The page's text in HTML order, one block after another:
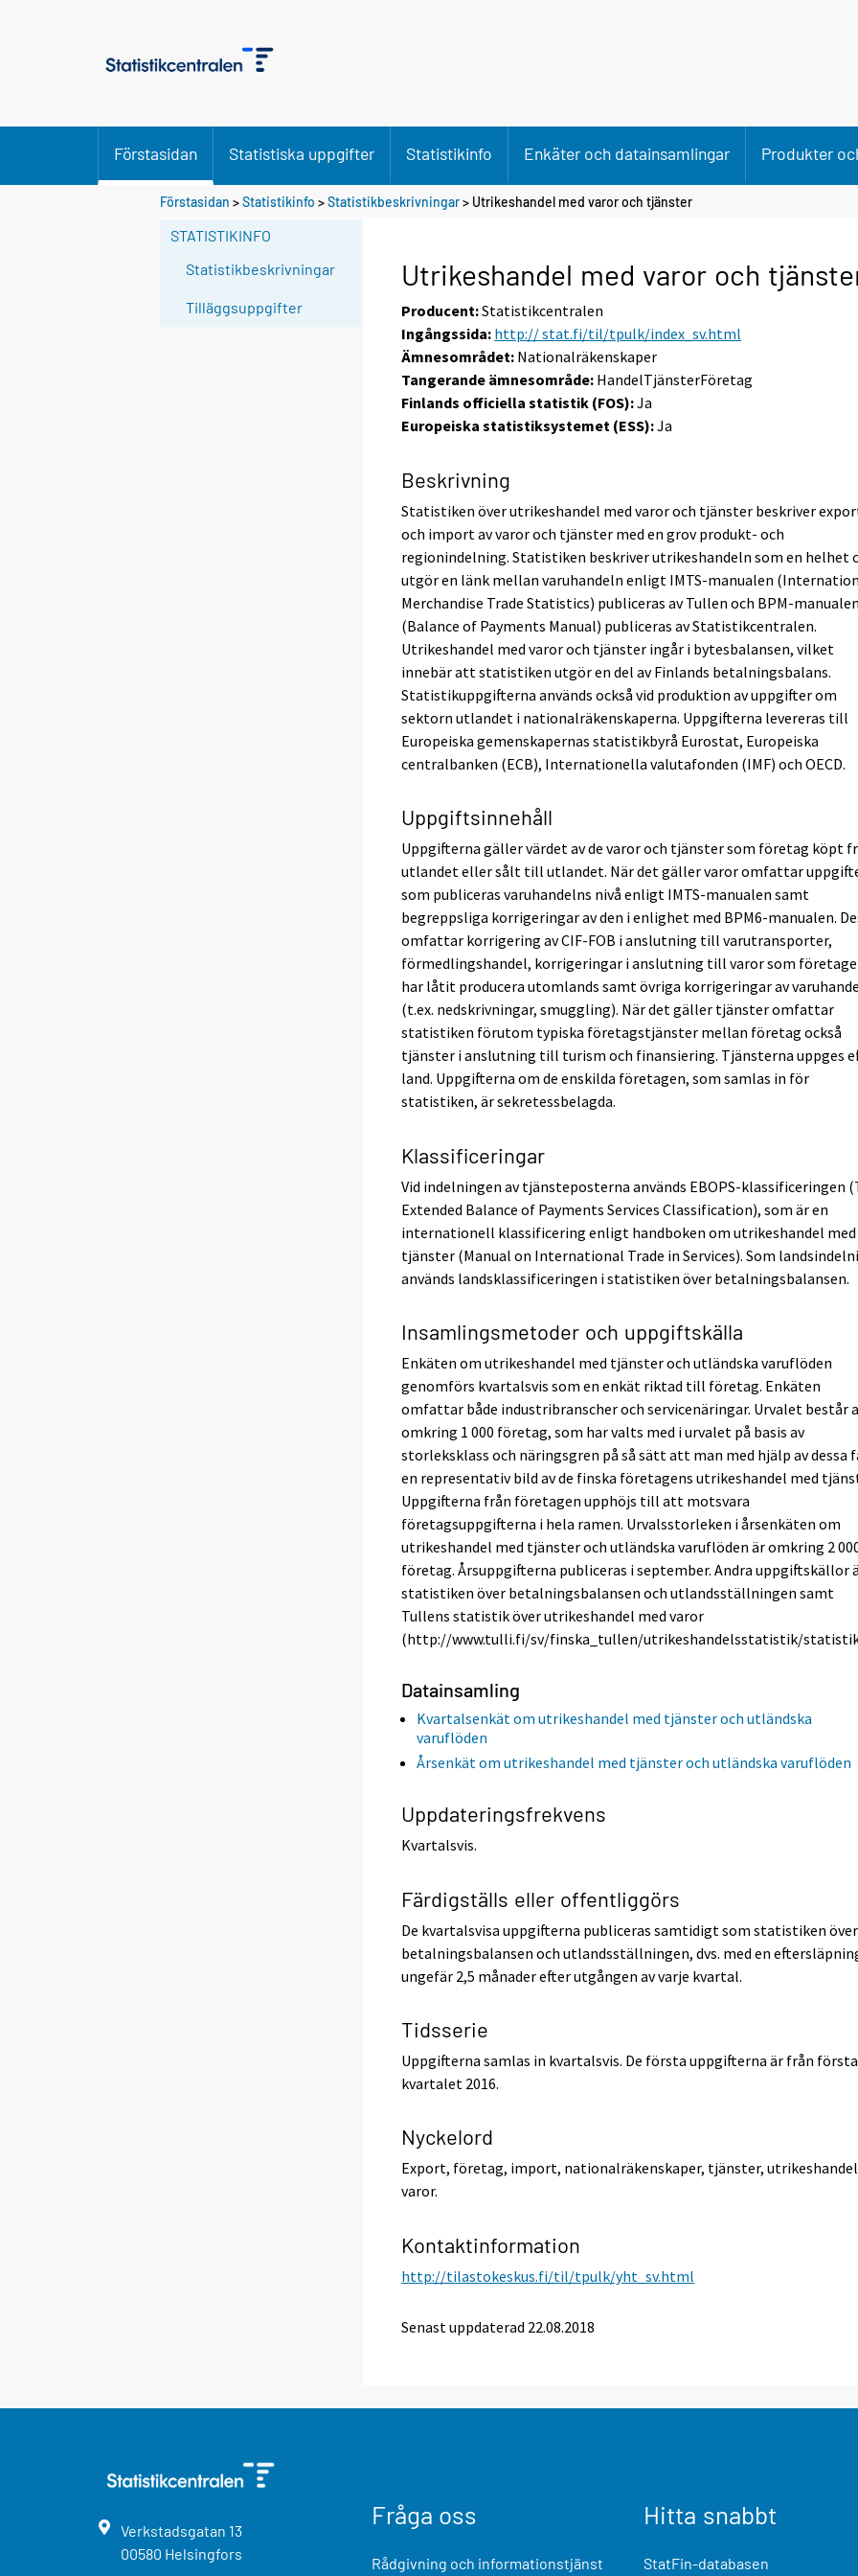
Förstasidan Statistiska uppgifter Statistikinfo Enkäter och datainsamlingar Produkter
Förstasidan >Statistikinfo >Statistikbeskrivningar> Utrikeshandel med varor och tjänster
STATISTIKINFO
Statistikbeskrivningar
Tilläggsuppgifter
Utrikeshandel med varor och
Producent:Statistikcentralen
Ingångssida: http:// stat.fi/til/tpulk/index_sv.html
Ämnesområdet: Nationalräkenskaper
Tangerande ämnesområde: HandelTjänsterFöretag
Finlands officiella statistik (FOS):Ja
Europeiska statistiksystemet (ESS):Ja
Beskrivning
Statistiken över utrikeshandel med varor och tjänster beskriver
och import av varor och tjänster med en grov produkt- och
regionindelning. Statistiken beskriver utrikeshandeln som en helhet
utgör en länk mellan varuhandeln enligt IMTS-manualen
Merchandise Trade Statistics) publiceras av Tullen och BPM-manualen
(Balance of Payments Manual) publiceras av Statistikcentralen.
Utrikeshandel med varor och tjänster ingår i bytesbalansen, vilket
innebär att statistiken utgör en del av Finlands betalningsbalans.
Statistikuppgifterna används också vid produktion av uppgifter om
sektorn utlandet i nationalräkenskaperna. Uppgifterna levereras till
Europeiska gemenskapernas statistikbyrå Eurostat, Europeiska
centralbanken (ECB), Internationella valutafonden (IMF) och OECD.
Uppgiftsinnehåll
Uppgifterna gäller värdet av de varor och tjänster som företag köpt
utlandet eller sålt till utlandet. När det gäller varor omfattar
som publiceras varuhandelns nivå enligt IMTS-manualen samt
begreppsliga korrigeringar av den i enlighet med BPM6-manualen.
omfattar korrigering av CIF-FOB i anslutning till varutransporter,
förmedlingshandel, korrigeringar i anslutning till varor som
har låtit producera utomlands samt övriga korrigeringar av
(t.ex. nedskrivningar, smuggling). När det gäller tjänster omfattar
statistiken förutom typiska företagstjänster mellan företag också
tjänster i anslutning till turism och finansiering. Tjänsterna uppges
land. Uppgifterna om de enskilda företagen, som samlas in för
statistiken, är sekretessbelagda.
Klassificeringar
Vid indelningen av tjänsteposterna används EBOPS-klassificeringen
Extended Balance of Payments Services Classification), som är en
internationell klassificering enligt handboken om utrikeshandel med
tjänster (Manual on International Trade in Services). Som
används landsklassificeringen i statistiken över betalningsbalansen.
Insamlingsmetoder och uppgiftskälla
Enkäten om utrikeshandel med tjänster och utländska varuflöden
genomförs kvartalsvis som en enkät riktad till företag. Enkäten
omfattar både industribranscher och servicenäringar. Urvalet består
omkring 1 000 företag, som har valts med i urvalet på basis av
storleksklass och näringsgren på så sätt att man med hjälp av dessa
en representativ bild av de finska företagens utrikeshandel med
Uppgifterna från företagen upphöjs till att motsvara
företagsuppgifterna i hela ramen. Urvalsstorleken i årsenkäten om
utrikeshandel med tjänster och utländska varuflöden är omkring 2
företag. Årsuppgifterna publiceras i september. Andra uppgiftskällor
statistiken över betalningsbalansen och utlandsställningen samt
Tullens statistik över utrikeshandel med varor
(http://www.tulli.fi/sv/finska_tullen/utrikeshandelsstatistik/
Datainsamling
Kvartalsenkät om utrikeshandel med tjänster och utländska
varuflöden
Årsenkät om utrikeshandel med tjänster och utländska varuflöden
Uppdateringsfrekvens
Kvartalsvis.
Färdigställs eller offentliggörs
De kvartalsvisa uppgifterna publiceras samtidigt som statistiken över
betalningsbalansen och utlandsställningen, dvs. med en
ungefär 2,5 månader efter utgången av varje kvartal.
Tidsserie
Uppgifterna samlas in kvartalsvis. De första uppgifterna är från första
kvartalet 2016.
Nyckelord
Export, företag, import, nationalräkenskaper, tjänster,
varor.
Kontaktinformation
http://tilastokeskus.fi/til/tpulk/yht_sv.html
Senast uppdaterad 22.08.2018
Verkstadsgatan 13
00580 Helsingfors
Fråga oss
Rådgivning och informationstjänst
Hitta snabbt
StatFin-databasen